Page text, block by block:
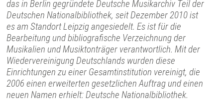
das in Berlin gegründete Deutsche Musikarchiv Teil der
Deutschen Nationalbibliothek, seit Dezember 2010 ist
es am Standort Leipzig angesiedelt. Es ist für die
Bearbeitung und bibliografische Verzeichnung der
Musikalien und Musiktonträger verantwortlich. Mit der
Wiedervereinigung Deutschlands wurden diese
Einrichtungen zu einer Gesamtinstitution vereinigt, die
2006 einen erweiterten gesetzlichen Auftrag und einen
neuen Namen erhielt: Deutsche Nationalbibliothek.